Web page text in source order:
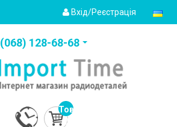
Вхід/Реєстрація
(‎068) 128-68-68
Товарів:
0